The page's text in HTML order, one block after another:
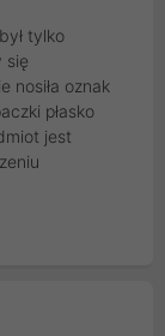
tylko
się
nosiła oznak
płasko
jest